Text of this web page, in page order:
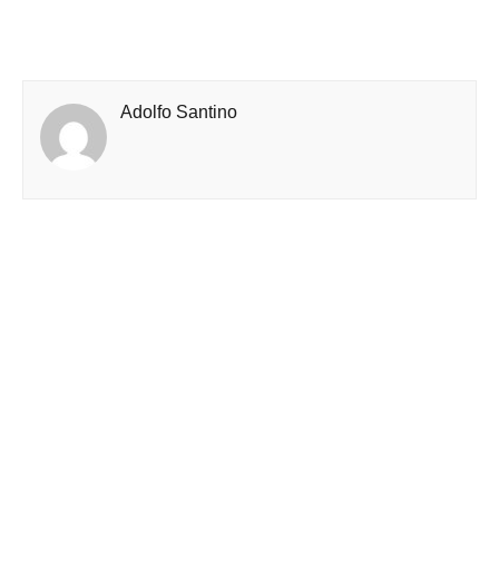
Adolfo Santino